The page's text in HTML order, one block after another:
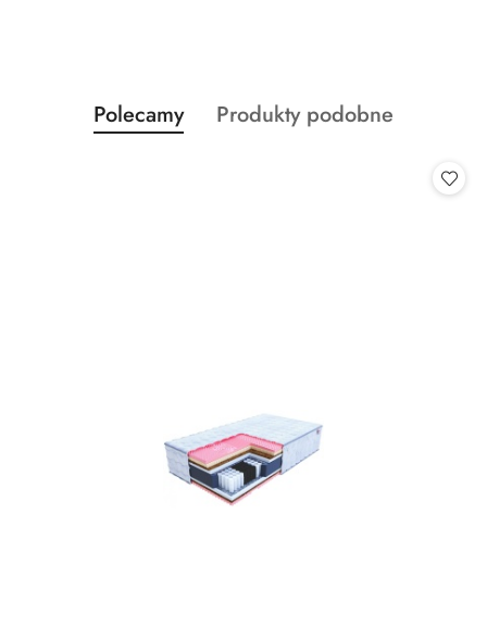
Pomiń karuzelę produktów
Produkty
o
Polecamy
Produkty
Produkty podobne